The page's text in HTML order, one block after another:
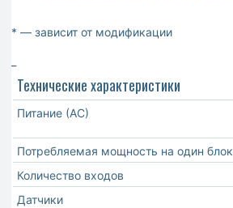
* — зависит от модификации
Технические характеристики
Питание (АС)
Потребляемая мощность на один блок
Количество входов
Датчики